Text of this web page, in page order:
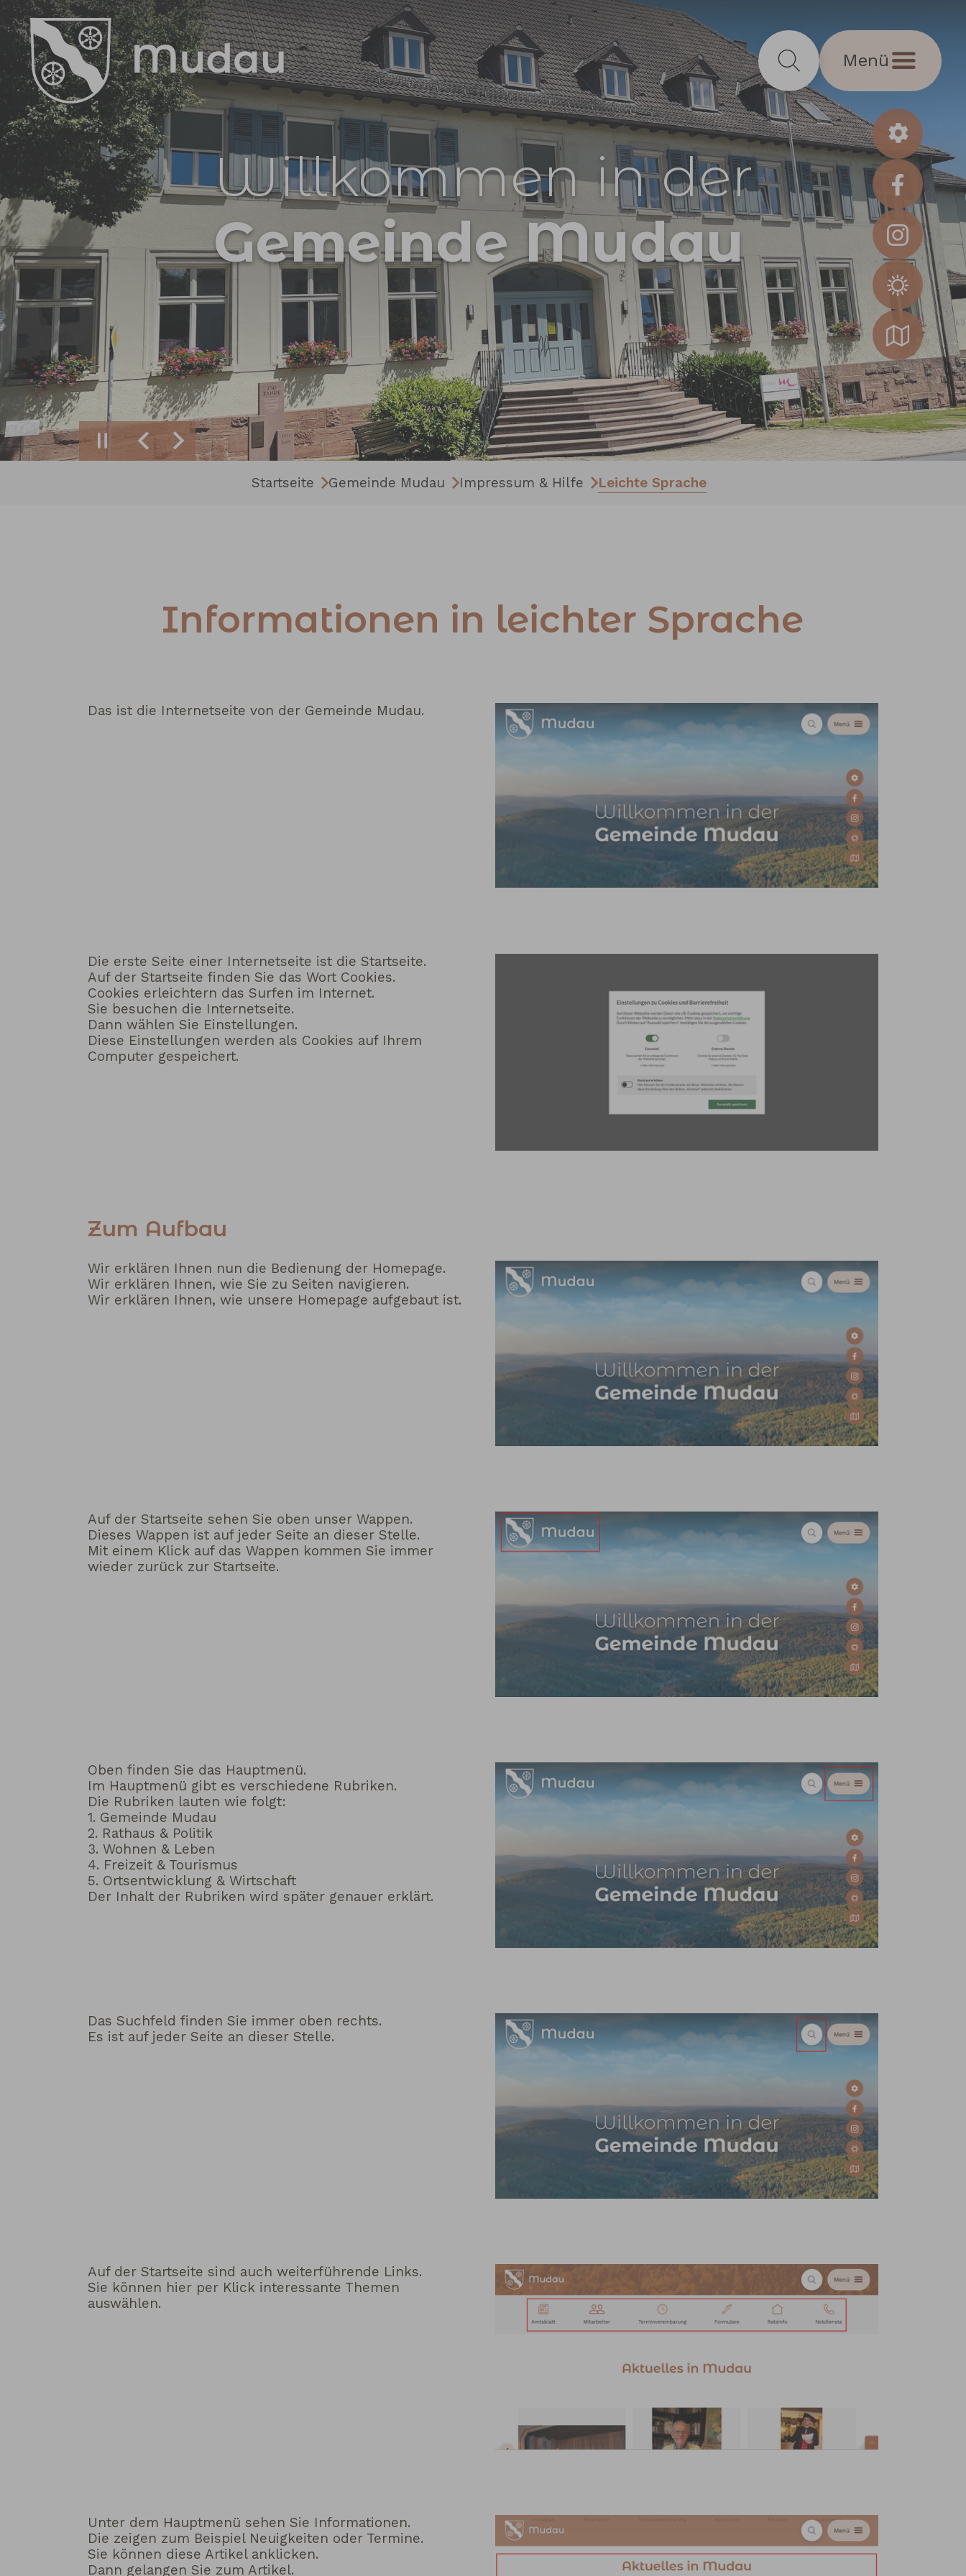
Zum Hauptinhalt springen
Menü
ZurückWeiter
Willkommen in der
Gemeinde Mudau
Startseite
Gemeinde Mudau Impressum & Hilfe Leichte Sprache
Informationen in leichter Sprache
Das ist die Internetseite von der Gemeinde Mudau.
Die erste Seite einer Internetseite ist die Startseite.
Auf der Startseite finden Sie das Wort Cookies.
Cookies erleichtern das Surfen im Internet.
Sie besuchen die Internetseite.
Dann wählen Sie Einstellungen.
Diese Einstellungen werden als Cookies auf Ihrem
Computer gespeichert.
Zum Aufbau
Wir erklären Ihnen nun die Bedienung der Homepage.
Wir erklären Ihnen, wie Sie zu Seiten navigieren.
Wir erklären Ihnen, wie unsere Homepage aufgebaut ist.
Auf der Startseite sehen Sie oben unser Wappen.
Dieses Wappen ist auf jeder Seite an dieser Stelle.
Mit einem Klick auf das Wappen kommen Sie immer
wieder zurück zur Startseite.
Oben finden Sie das Hauptmenü.
Im Hauptmenü gibt es verschiedene Rubriken.
Die Rubriken lauten wie folgt:
1. Gemeinde Mudau
2. Rathaus & Politik
3. Wohnen & Leben
4. Freizeit & Tourismus
5. Ortsentwicklung & Wirtschaft
Der Inhalt der Rubriken wird später genauer erklärt.
Das Suchfeld finden Sie immer oben rechts.
Es ist auf jeder Seite an dieser Stelle.
Auf der Startseite sind auch weiterführende Links.
Sie können hier per Klick interessante Themen
auswählen.
Unter dem Hauptmenü sehen Sie Informationen.
Die zeigen zum Beispiel Neuigkeiten oder Termine.
Sie können diese Artikel anklicken.
Dann gelangen Sie zum Artikel.